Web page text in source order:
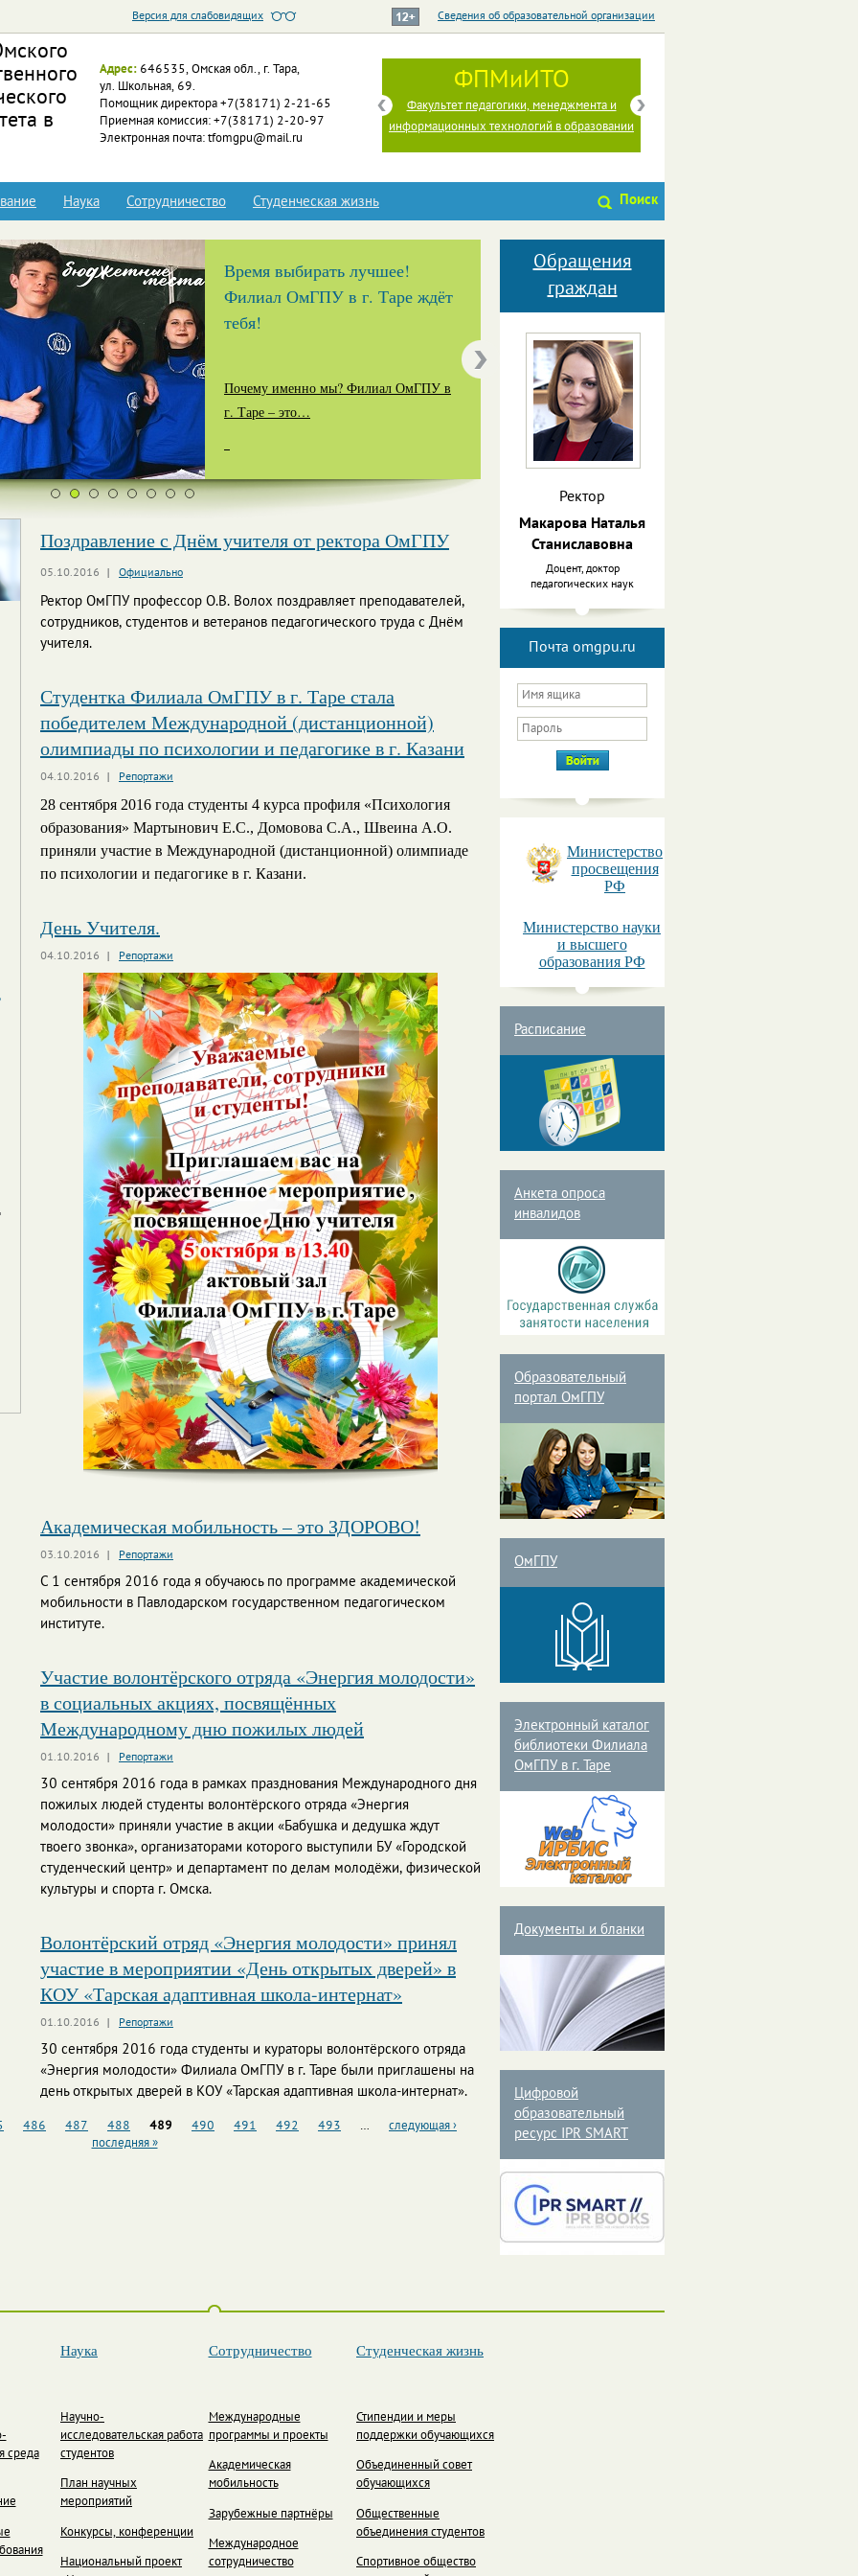
Версия для слабовидящих Сведения об образовательной организации
в
Адрес: 646535, Омская обл., г. Тара,
ул. Школьная, 69.
Помощник директора +7(38171) 2-21-65
Приемная комиссия: +7(38171) 2-20-97
Электронная почта: tfomgpu@mail.ru
ФФИиП
Факультет филологии, истории и права
ФПМиИТО
Факультет педагогики, менеджмента и
информационных технологий в образовании
Наука Сотрудничество Студенческая жизнь Поиск
Время выбирать лучшее!
Филиал ОмГПУ в г. Таре ждёт
тебя!
Почему именно мы? Филиал ОмГПУ в
г. Таре – это…
Поздравление с Днём учителя от ректора ОмГПУ
05.10.2016 Официально
Ректор ОмГПУ профессор О.В. Волох поздравляет преподавателей,
сотрудников, студентов и ветеранов педагогического труда с Днём
учителя.
Студентка Филиала ОмГПУ в г. Таре стала
победителем Международной (дистанционной)
олимпиады по психологии и педагогике в г. Казани
04.10.2016 Репортажи
28 сентября 2016 года студенты 4 курса профиля «Психология
образования» Мартынович Е.С., Домовова С.А., Швеина А.О.
приняли участие в Международной (дистанционной) олимпиаде
по психологии и педагогике в г. Казани.
День Учителя.
04.10.2016 Репортажи
Академическая мобильность – это ЗДОРОВО!
03.10.2016 Репортажи
С 1 сентября 2016 года я обучаюсь по программе академической
мобильности в Павлодарском государственном педагогическом
институте.
Участие волонтёрского отряда «Энергия молодости»
в социальных акциях, посвящённых
Международному дню пожилых людей
01.10.2016 Репортажи
30 сентября 2016 года в рамках празднования Международного дня
пожилых людей студенты волонтёрского отряда «Энергия
молодости» приняли участие в акции «Бабушка и дедушка ждут
твоего звонка», организаторами которого выступили БУ «Городской
студенческий центр» и департамент по делам молодёжи, физической
культуры и спорта г. Омска.
Волонтёрский отряд «Энергия молодости» принял
участие в мероприятии «День открытых дверей» в
КОУ «Тарская адаптивная школа-интернат»
01.10.2016 Репортажи
30 сентября 2016 года студенты и кураторы волонтёрского отряда
«Энергия молодости» Филиала ОмГПУ в г. Таре были приглашены на
день открытых дверей в КОУ «Тарская адаптивная школа-интернат».
486 487 488 489 490 491 492 493
следующая ›
последняя »
Обращения
граждан
Ректор
Макарова Наталья
Станиславовна
Доцент, доктор
педагогических наук
Почта omgpu.ru
Министерство
просвещения
РФ
Министерство науки
и высшего
образования РФ
Расписание
Анкета опроса
инвалидов
Образовательный
портал ОмГПУ
ОмГПУ
Электронный каталог
библиотеки Филиала
ОмГПУ в г. Таре
Документы и бланки
Цифровой
образовательный
ресурс IPR SMART
среда
Наука
Научно-
исследовательская работа
студентов
План научных
мероприятий
Конкурсы, конференции
Национальный проект
Сотрудничество
Международные
программы и проекты
Академическая
мобильность
Зарубежные партнёры
Международное
сотрудничество
Студенческая жизнь
Стипендии и меры
поддержки обучающихся
Объединенный совет
обучающихся
Общественные
объединения студентов
Спортивное общество